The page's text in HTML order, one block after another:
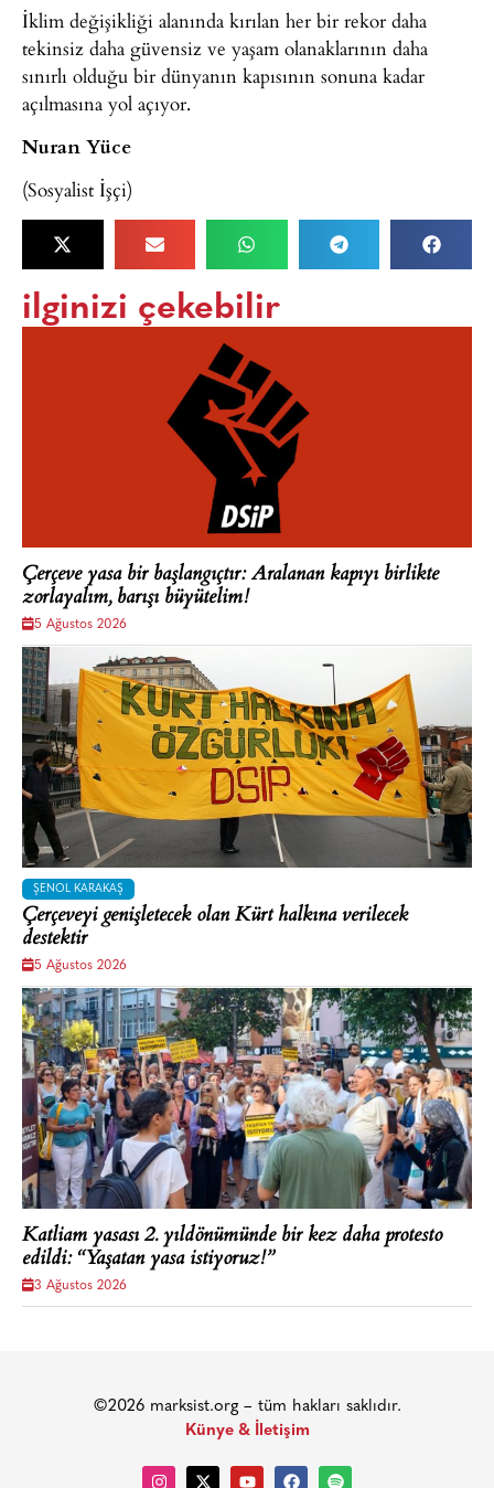
İklim değişikliği alanında kırılan her bir rekor daha
tekinsiz daha güvensiz ve yaşam olanaklarının daha
sınırlı olduğu bir dünyanın kapısının sonuna kadar
açılmasına yol açıyor.
Nuran Yüce
(Sosyalist İşçi)
ilginizi çekebilir
Çerçeve yasa bir başlangıçtır: Aralanan kapıyı birlikte
zorlayalım, barışı büyütelim!
5 Ağustos 2026
ŞENOL KARAKAŞ
Çerçeveyi genişletecek olan Kürt halkına verilecek
destektir
5 Ağustos 2026
Katliam yasası 2. yıldönümünde bir kez daha protesto
edildi: “Yaşatan yasa istiyoruz!”
3 Ağustos 2026
©2026 marksist.org – tüm hakları saklıdır.
Künye & İletişim